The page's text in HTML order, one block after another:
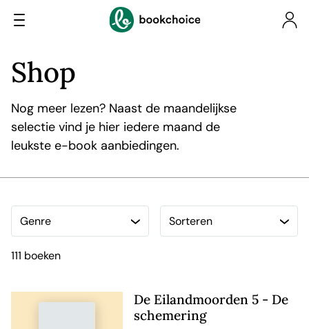
Shop
Nog meer lezen? Naast de maandelijkse
selectie vind je hier iedere maand de
leukste e-book aanbiedingen.
111 boeken
De Eilandmoorden 5 - De
schemering